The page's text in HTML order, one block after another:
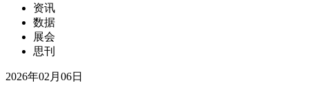
资讯
数据
展会
思刊
2026年02月06日